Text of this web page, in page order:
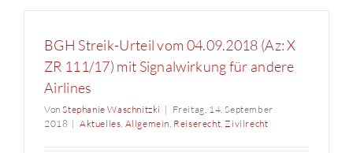
BGH Streik-Urteil vom 04.09.2018 (Az: X
ZR 111/17) mit Signalwirkung für andere
Airlines
VonStephanie Waschnitzki | Freitag, 14. September
2018 | Aktuelles, Allgemein, Reiserecht,Zivilrecht